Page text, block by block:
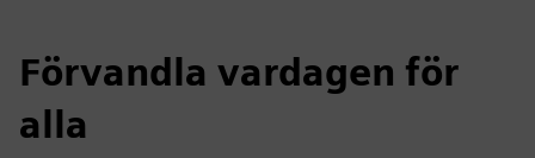
Förvandla vardagen för
alla